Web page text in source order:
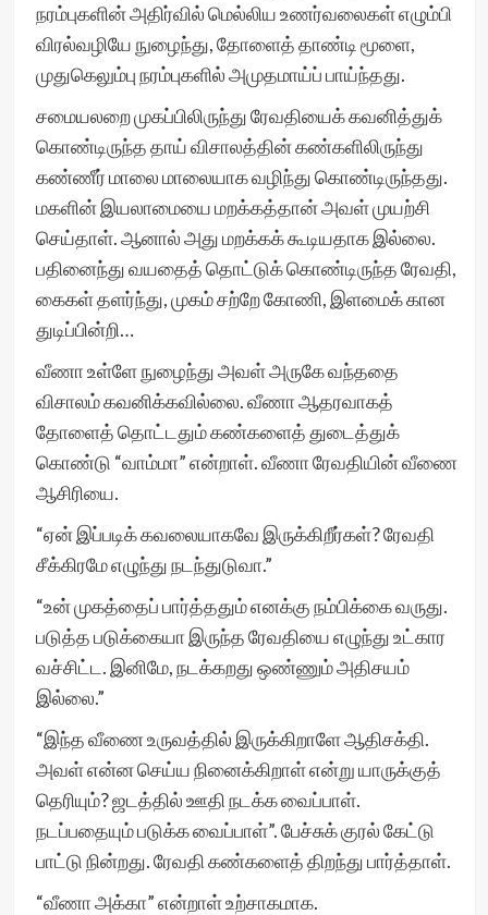
நரம்புகளின் அதிர்வில் மெல்லிய உணர்வலைகள் எழும்பி
விரல்வழியே நுழைந்து, தோளைத் தாண்டி மூளை,
முதுகெலும்பு நரம்புகளில் அமுதமாய்ப் பாய்ந்தது.
சமையலறை முகப்பிலிருந்து ரேவதியைக் கவனித்துக்
கொண்டிருந்த தாய் விசாலத்தின் கண்களிலிருந்து
கண்ணீர் மாலை மாலையாக வழிந்து கொண்டிருந்தது.
மகளின் இயலாமையை மறக்கத்தான் அவள் முயற்சி
செய்தாள். ஆனால் அது மறக்கக் கூடியதாக இல்லை.
பதினைந்து வயதைத் தொட்டுக் கொண்டிருந்த ரேவதி,
கைகள் தளர்ந்து, முகம் சற்றே கோணி, இளமைக் கான
துடிப்பின்றி…
வீணா உள்ளே நுழைந்து அவள் அருகே வந்ததை
விசாலம் கவனிக்கவில்லை. வீணா ஆதரவாகத்
தோளைத் தொட்டதும் கண்களைத் துடைத்துக்
கொண்டு “வாம்மா” என்றாள். வீணா ரேவதியின் வீணை
ஆசிரியை.
“ஏன் இப்படிக் கவலையாகவே இருக்கிறீர்கள்? ரேவதி
சீக்கிரமே எழுந்து நடந்துடுவா.”
“உன் முகத்தைப் பார்த்ததும் எனக்கு நம்பிக்கை வருது.
படுத்த படுக்கையா இருந்த ரேவதியை எழுந்து உட்கார
வச்சிட்ட. இனிமே, நடக்கறது ஒண்ணும் அதிசயம்
இல்லை.”
“இந்த வீணை உருவத்தில் இருக்கிறாளே ஆதிசக்தி.
அவள் என்ன செய்ய நினைக்கிறாள் என்று யாருக்குத்
தெரியும்? ஜடத்தில் ஊதி நடக்க வைப்பாள்.
நடப்பதையும் படுக்க வைப்பாள்”. பேச்சுக் குரல் கேட்டு
பாட்டு நின்றது. ரேவதி கண்களைத் திறந்து பார்த்தாள்.
“வீணா அக்கா” என்றாள் உற்சாகமாக.